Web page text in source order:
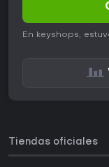
En keyshops,
Tiendas oficiales